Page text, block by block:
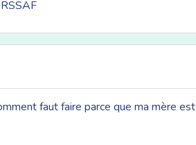
faut faire parce que ma mère est